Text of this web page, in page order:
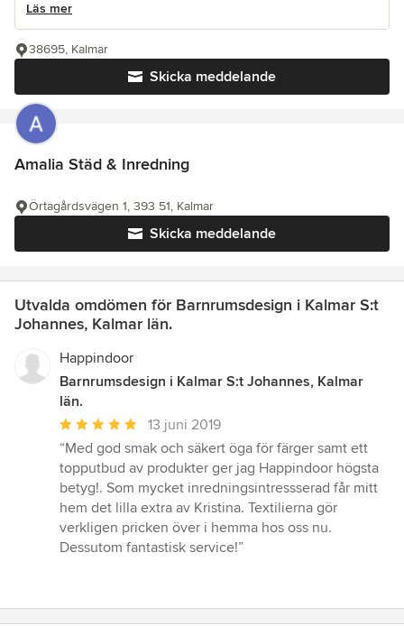
Läs mer
Skicka meddelande
38695, Kalmar
Amalia Städ & Inredning
Skicka meddelande
Örtagårdsvägen 1, 393 51, Kalmar
Utvalda omdömen för Barnrumsdesign i Kalmar S:t
Johannes, Kalmar län.
Happindoor
Barnrumsdesign i Kalmar S:t Johannes, Kalmar
län.
Genomsnittligt
omdöme:
5
av
5
stjärnor
13 juni 2019
“Med god smak och säkert öga för färger samt ett
topputbud av produkter ger jag Happindoor högsta
betyg!. Som mycket inredningsintressserad får mitt
hem det lilla extra av Kristina. Textilierna gör
verkligen pricken över i hemma hos oss nu.
Dessutom fantastisk service!”